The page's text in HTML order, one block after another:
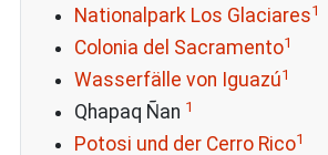
Nationalpark Los Glaciares1
Colonia del Sacramento1
Wasserfälle von Iguazú1
Qhapaq Ñan 1
Potosi und der Cerro Rico1